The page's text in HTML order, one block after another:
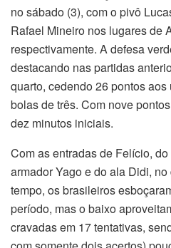
no sábado (3), com o pivô
Rafael Mineiro nos lugares de
respectivamente. A defesa
destacando nas partidas
quarto, cedendo 26 pontos
bolas de três. Com nove
dez minutos iniciais.
Com as entradas de Felício,
armador Yago e do ala Didi,
tempo, os brasileiros
período, mas o baixo
cravadas em 17 tentativas,